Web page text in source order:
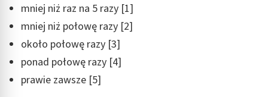
mniej niż raz na 5 razy [1]
mniej niż połowę razy [2]
około połowę razy [3]
ponad połowę razy [4]
prawie zawsze [5]